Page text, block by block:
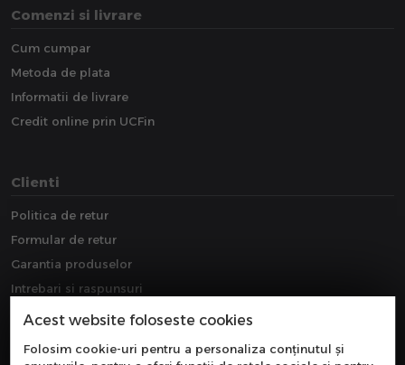
Comenzi si livrare
Cum cumpar
Metoda de plata
Informatii de livrare
Credit online prin UCFin
Clienti
Politica de retur
Formular de retur
Garantia produselor
Intrebari si raspunsuri
Downloads
Acest website foloseste cookies
Folosim cookie-uri pentru a personaliza conținutul și